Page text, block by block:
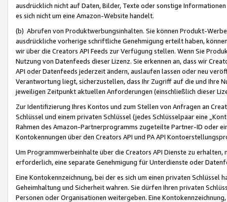
ausdrücklich nicht auf Daten, Bilder, Texte oder sonstige
es sich nicht um eine Amazon-Website handelt.
(b) Abrufen von Produktwerbungsinhalten. Sie können Produkt-
ausdrückliche vorherige schriftliche Genehmigung erteilt haben,
wir über die Creators API Feeds zur Verfügung stellen. Wenn Sie
Nutzung von Datenfeeds dieser Lizenz. Sie erkennen an, dass wir
API oder Datenfeeds jederzeit ändern, auslaufen lassen oder neu
Verantwortung liegt, sicherzustellen, dass Ihr Zugriff auf die und Ihre
jeweiligen Zeitpunkt aktuellen Anforderungen (einschließlich dieser
Zur Identifizierung Ihres Kontos und zum Stellen von Anfragen an
Schlüssel und einem privaten Schlüssel (jedes Schlüsselpaar eine
Rahmen des Amazon-Partnerprogramms zugeteilte Partner-ID oder
Kontokennungen über den Creators API und PA API
Um Programmwerbeinhalte über die Creators API Dienste zu
erforderlich, eine separate Genehmigung für Unterdienste oder
Eine Kontokennzeichnung, bei der es sich um einen privaten
Geheimhaltung und Sicherheit wahren. Sie dürfen Ihren privaten
Personen oder Organisationen weitergeben. Eine